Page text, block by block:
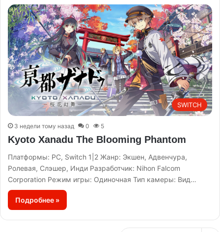
SWITCH
3 недели тому назад 0 5
Kyoto Xanadu The Blooming Phantom
Платформы: PC, Switch 1|2 Жанр: Экшен, Адвенчура,
Ролевая, Слэшер, Инди Разработчик: Nihon Falcom
Corporation Режим игры: Одиночная Тип камеры: Вид…
Подробнее »